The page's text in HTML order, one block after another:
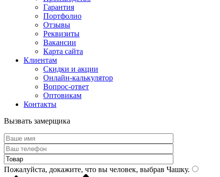
Гарантия
Портфолио
Отзывы
Реквизиты
Вакансии
Карта сайта
Клиентам
Скидки и акции
Онлайн-калькулятор
Вопрос-ответ
Оптовикам
Контакты
Вызвать замерщика
Пожалуйста, докажите, что вы человек, выбрав Чашку.